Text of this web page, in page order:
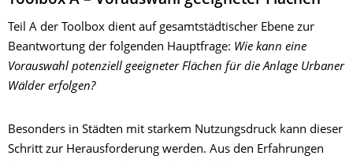
Teil A der Toolbox dient auf gesamtstädtischer Ebene zur
Beantwortung der folgenden Hauptfrage: Wie kann eine
Vorauswahl potenziell geeigneter Flächen für die Anlage Urbaner
Wälder erfolgen?
Besonders in Städten mit starkem Nutzungsdruck kann dieser
Schritt zur Herausforderung werden. Aus den Erfahrungen